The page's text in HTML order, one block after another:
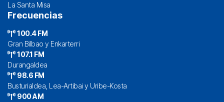
La Santa Misa
Frecuencias
100.4 FM
Gran Bilbao y Enkarterri
107.1 FM
Durangaldea
98.6 FM
Busturialdea, Lea-Artibai y Uribe-Kosta
900 AM